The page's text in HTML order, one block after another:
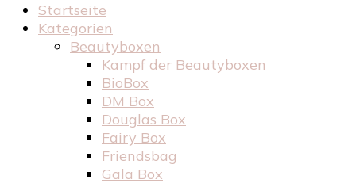
Startseite
Kategorien
Beautyboxen
Kampf der Beautyboxen
BioBox
DM Box
Douglas Box
Fairy Box
Friendsbag
Gala Box